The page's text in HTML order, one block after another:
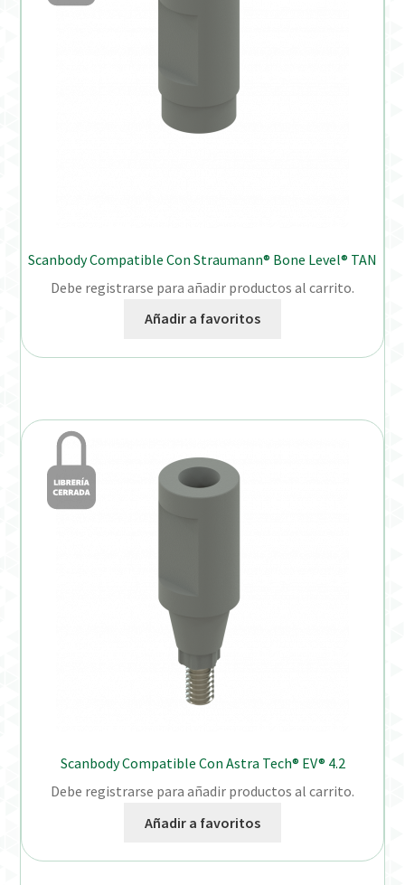
Scanbody Compatible Con Straumann® Bone Level® TAN
Debe registrarse para añadir productos al carrito.
Añadir a favoritos
Scanbody Compatible Con Astra Tech® EV® 4.2
Debe registrarse para añadir productos al carrito.
Añadir a favoritos